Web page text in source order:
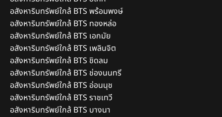
อสังหาริมทรัพย์ใกล้ BTS พร้อมพงษ์
อสังหาริมทรัพย์ใกล้ BTS ทองหล่อ
อสังหาริมทรัพย์ใกล้ BTS เอกมัย
อสังหาริมทรัพย์ใกล้ BTS เพลินจิต
อสังหาริมทรัพย์ใกล้ BTS ชิดลม
อสังหาริมทรัพย์ใกล้ BTS ช่องนนทรี
อสังหาริมทรัพย์ใกล้ BTS อ่อนนุช
อสังหาริมทรัพย์ใกล้ BTS ราชเทวี
อสังหาริมทรัพย์ใกล้ BTS บางนา